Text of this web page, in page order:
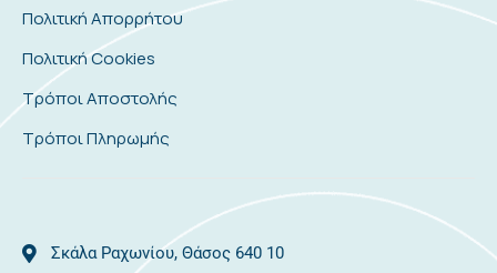
Πολιτική Απορρήτου
Πολιτική Cookies
Τρόποι Αποστολής
Τρόποι Πληρωμής
Σκάλα Ραχωνίου, Θάσος 640 10